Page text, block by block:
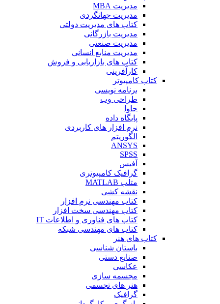
مدیریت MBA
مدیریت جهانگردی
کتاب های مدیریت دولتی
مدیریت بازرگانی
مدیریت صنعتی
مدیریت منابع انسانی
کتاب های بازاریابی و فروش
کارآفرینی
کتاب کامپیوتر
برنامه نویسی
طراحی وب
جاوا
پایگاه داده
نرم افزار های کاربردی
الگوریتم
ANSYS
SPSS
آفیس
گرافیک کامپیوتری
متلب MATLAB
نقشه کشی
کتاب مهندسی نرم افزار
کتاب مهندسی سخت افزار
کتاب های فناوری و اطلاعات IT
کتاب های مهندسی شبکه
کتاب های هنر
باستان شناسی
صنایع دستی
عکاسی
مجسمه سازی
هنر های تجسمی
گرافیک